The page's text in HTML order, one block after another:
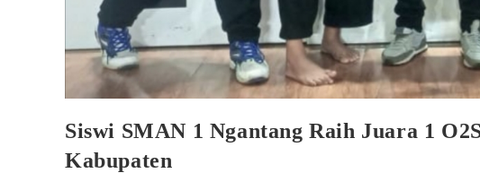
Siswi SMAN 1 Ngantang Raih Juara 1
Kabupaten